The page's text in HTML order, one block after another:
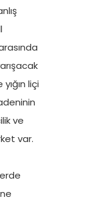
liçi
ve
var.